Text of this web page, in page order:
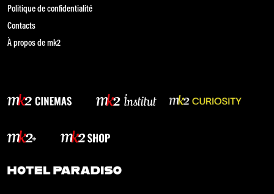
Politique de confidentialité
Contacts
À propos de mk2